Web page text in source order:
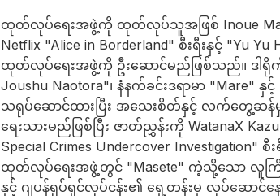
ထုတ်လုပ်ရေးအဖွဲ့ကို ထုတ်လုပ်သူအဖြစ် Inoue
Netflix "Alice in Borderland" စီးရီးနှင့် "Yu
ထုတ်လုပ်ရေးအဖွဲ့ကို ဦးဆောင်မည်ဖြစ်သည်။ ဒါရိုက်တ
Joushu Naotora"၊ နံနက်ခင်းဒရာမာ "Mare"
သရုပ်ဆောင်ထားပြီး အသေးစိတ်နှင့် လက်တွေ့ဆန်မှု
ရေးသားမည်ဖြစ်ပြီး ဇာတ်ညွှန်းကို WatanaX
Special Crimes Undercover Investigation" စီ
ထုတ်လုပ်ရေးအဖွဲ့တွင် "Masete" ကဲ့သို့သော လူကြိုက်
နှင့် ဂျပန်ရုပ်ရှင်လုပ်ငန်း၏ ရှေ့တန်းမှ လုပ်ဆောင်န